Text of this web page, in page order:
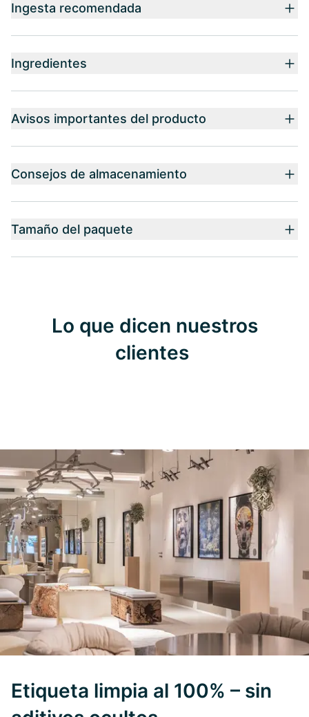
Ingesta recomendada
Ingredientes
Avisos importantes del producto
Consejos de almacenamiento
Tamaño del paquete
Lo que dicen nuestros
clientes
Etiqueta limpia al 100% – sin